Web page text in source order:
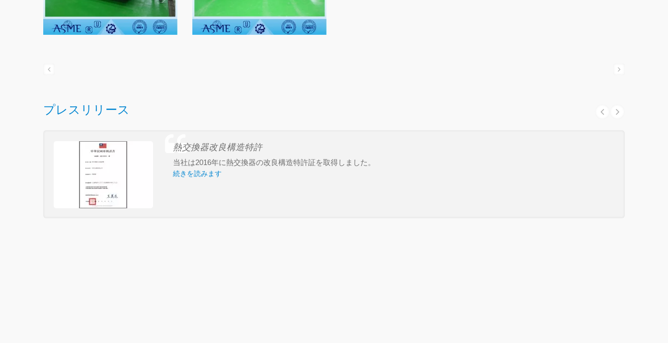
プレスリリース
熱交換器改良構造特許
当社は2016年に熱交換器の改良構造特許証を取得しました。
続きを読みます